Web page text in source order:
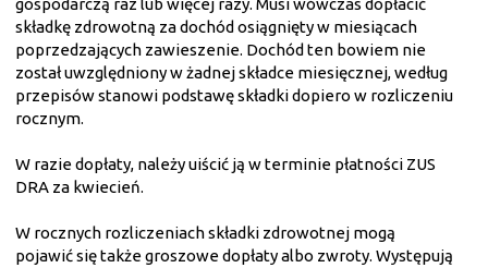
gospodarczą raz lub więcej razy. Musi wówczas dopłacić
składkę zdrowotną za dochód osiągnięty w miesiącach
poprzedzających zawieszenie. Dochód ten bowiem nie
został uwzględniony w żadnej składce miesięcznej, według
przepisów stanowi podstawę składki dopiero w rozliczeniu
rocznym.
W razie dopłaty, należy uiścić ją w terminie płatności ZUS
DRA za kwiecień.
W rocznych rozliczeniach składki zdrowotnej mogą
pojawić się także groszowe dopłaty albo zwroty. Występują